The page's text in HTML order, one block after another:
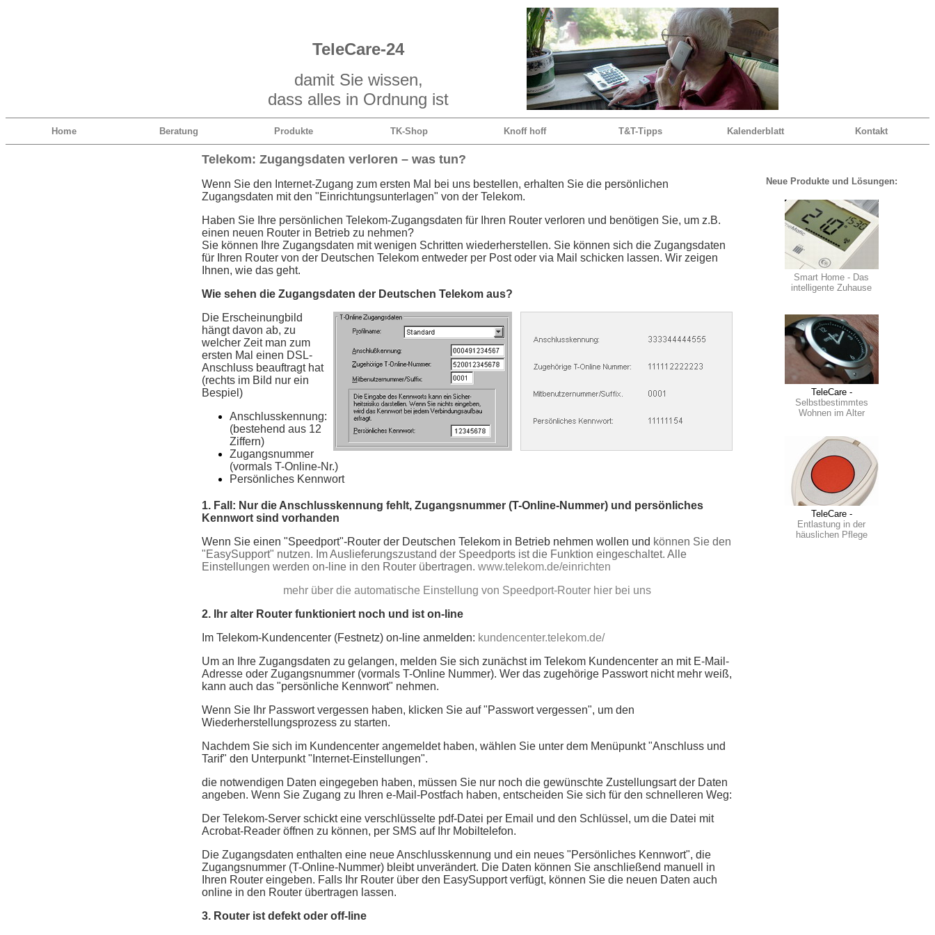
TeleCare-24
damit Sie wissen,
dass alles in Ordnung ist
Home Beratung Produkte TK-Shop Knoff hoff T&T-Tipps Kalenderblatt Kontakt
Telekom: Zugangsdaten verloren – was tun?
Wenn Sie den Internet-Zugang zum ersten Mal bei uns bestellen, erhalten Sie die persönlichen
Zugangsdaten mit den "Einrichtungsunterlagen" von der Telekom.
Haben Sie Ihre persönlichen Telekom-Zugangsdaten für Ihren Router verloren und benötigen Sie, um z.B.
einen neuen Router in Betrieb zu nehmen?
Sie können Ihre Zugangsdaten mit wenigen Schritten wiederherstellen. Sie können sich die Zugangsdaten
für Ihren Router von der Deutschen Telekom entweder per Post oder via Mail schicken lassen. Wir zeigen
Ihnen, wie das geht.
Wie sehen die Zugangsdaten der Deutschen Telekom aus?
Die Erscheinungbild
hängt davon ab, zu
welcher Zeit man zum
ersten Mal einen DSL-
Anschluss beauftragt hat
(rechts im Bild nur ein
Bespiel)
Anschlusskennung:
(bestehend aus 12
Ziffern)
Zugangsnummer
(vormals T-Online-Nr.)
Persönliches Kennwort
Neue Produkte und Lösungen:
Smart Home - Das
intelligente Zuhause
TeleCare -
Selbstbestimmtes
Wohnen im Alter
TeleCare -
Entlastung in der
häuslichen Pflege
1. Fall: Nur die Anschlusskennung fehlt, Zugangsnummer (T-Online-Nummer) und persönliches
Kennwort sind vorhanden
Wenn Sie einen "Speedport"-Router der Deutschen Telekom in Betrieb nehmen wollen und können Sie den
"EasySupport" nutzen. Im Auslieferungszustand der Speedports ist die Funktion eingeschaltet. Alle
Einstellungen werden on-line in den Router übertragen. www.telekom.de/einrichten
mehr über die automatische Einstellung von Speedport-Router hier bei uns
2. Ihr alter Router funktioniert noch und ist on-line
Im Telekom-Kundencenter (Festnetz) on-line anmelden: kundencenter.telekom.de/
Um an Ihre Zugangsdaten zu gelangen, melden Sie sich zunächst im Telekom Kundencenter an mit E-Mail-
Adresse oder Zugangsnummer (vormals T-Online Nummer). Wer das zugehörige Passwort nicht mehr weiß,
kann auch das "persönliche Kennwort" nehmen.
Wenn Sie Ihr Passwort vergessen haben, klicken Sie auf "Passwort vergessen", um den
Wiederherstellungsprozess zu starten.
Nachdem Sie sich im Kundencenter angemeldet haben, wählen Sie unter dem Menüpunkt "Anschluss und
Tarif" den Unterpunkt "Internet-Einstellungen".
die notwendigen Daten eingegeben haben, müssen Sie nur noch die gewünschte Zustellungsart der Daten
angeben. Wenn Sie Zugang zu Ihren e-Mail-Postfach haben, entscheiden Sie sich für den schnelleren Weg:
Der Telekom-Server schickt eine verschlüsselte pdf-Datei per Email und den Schlüssel, um die Datei mit
Acrobat-Reader öffnen zu können, per SMS auf Ihr Mobiltelefon.
Die Zugangsdaten enthalten eine neue Anschlusskennung und ein neues "Persönliches Kennwort", die
Zugangsnummer (T-Online-Nummer) bleibt unverändert. Die Daten können Sie anschließend manuell in
Ihren Router eingeben. Falls Ihr Router über den EasySupport verfügt, können Sie die neuen Daten auch
online in den Router übertragen lassen.
3. Router ist defekt oder off-line